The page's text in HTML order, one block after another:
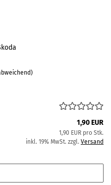
1,90 EUR
1,90 EUR pro Stk.
inkl. 19% MwSt. zzgl. Versand